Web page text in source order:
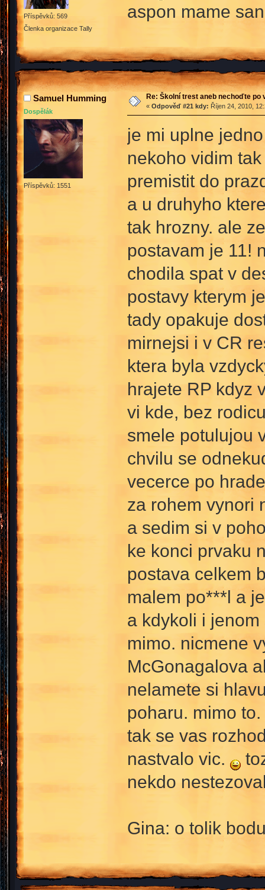
Příspěvků: 569
Členka organizace Tally
aspon mame
Samuel Humming
Dospělák
Příspěvků: 1551
Re: Školní trest aneb nechoďte po
« Odpověď #21 kdy: Říjen 24, 2010,
je mi uplne
nekoho vidim
premistit do
a u druhyho
tak hrozny. ale
postavam je 11!
chodila spat v
postavy kterym
tady opakuje
mirnejsi i v CR
ktera byla
hrajete RP kdyz
vi kde, bez
smele potulujou
chvilu se
vecerce po
za rohem vynori
a sedim si v
ke konci prvaku
postava celkem
malem po***l a
a kdykoli i
mimo. nicmene
McGonagalova
nelamete si
poharu. mimo
tak se vas
nastvalo vic.
nekdo
Gina: o tolik